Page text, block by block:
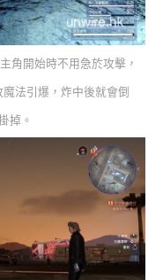
角開始時不用急於攻擊，
法引爆，炸中後就會倒
掉。